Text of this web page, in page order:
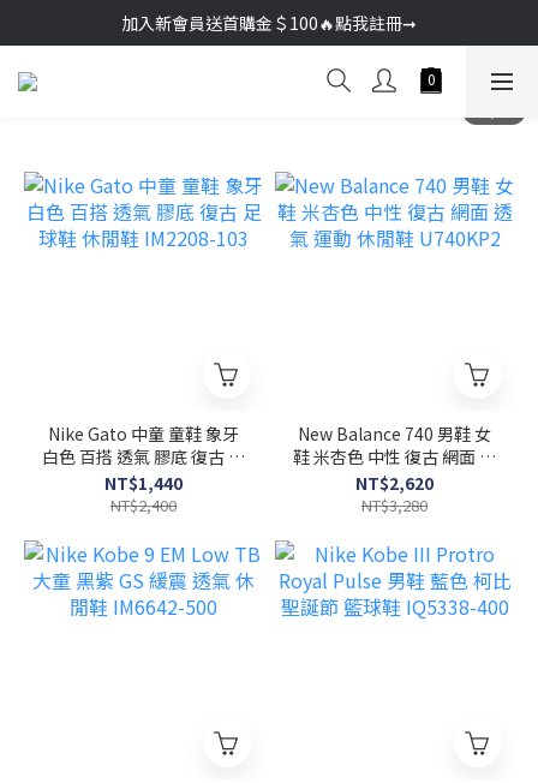
加入新會員送首購金＄100🔥點我註冊➞
加入新會員送首購金＄100🔥點我註冊➞
🚚超商取貨滿＄2000免運／宅配滿＄3000免運
Nike Gato 中童 童鞋 象牙
白色 百搭 透氣 膠底 復古 足
球鞋 休閒鞋 IM2208-103
NT$1,440
NT$2,400
New Balance 740 男鞋 女
鞋 米杏色 中性 復古 網面 透
氣 運動 休閒鞋 U740KP2
NT$2,620
NT$3,280